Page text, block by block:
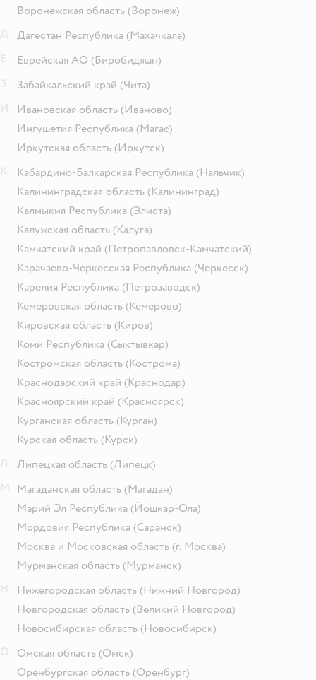
Воронежская область (Воронеж)
Дагестан Республика (Махачкала)
Еврейская АО (Биробиджан)
Забайкальский край (Чита)
Ивановская область (Иваново)
Ингушетия Республика (Магас)
Иркутская область (Иркутск)
Кабардино-Балкарская Республика (Нальчик)
Калининградская область (Калининград)
Калмыкия Республика (Элиста)
Калужская область (Калуга)
Камчатский край (Петропавловск-Камчатский)
Карачаево-Черкесская Республика (Черкесск)
Карелия Республика (Петрозаводск)
Кемеровская область (Кемерово)
Кировская область (Киров)
Коми Республика (Сыктывкар)
Костромская область (Кострома)
Краснодарский край (Краснодар)
Красноярский край (Красноярск)
Курганская область (Курган)
Курская область (Курск)
Липецкая область (Липецк)
Магаданская область (Магадан)
Марий Эл Республика (Йошкар-Ола)
Мордовия Республика (Саранск)
Москва и Московская область (г. Москва)
Мурманская область (Мурманск)
Нижегородская область (Нижний Новгород)
Новгородская область (Великий Новгород)
Новосибирская область (Новосибирск)
Омская область (Омск)
Оренбургская область (Оренбург)